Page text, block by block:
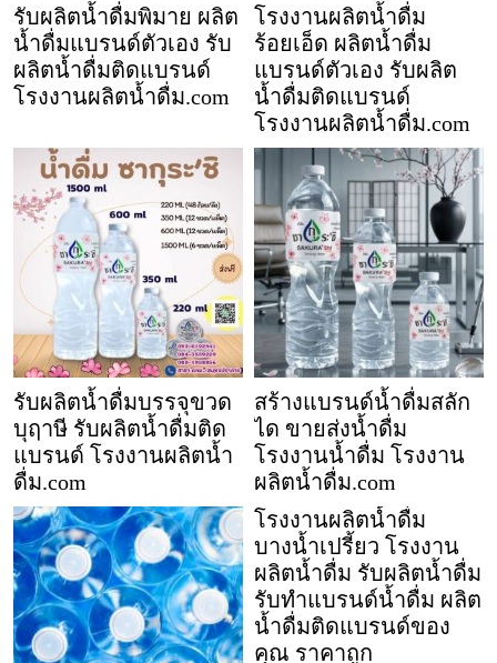
รับผลิตน้ำดื่มพิมาย ผลิต
น้ำดื่มแบรนด์ตัวเอง รับ
ผลิตน้ำดื่มติดแบรนด์
โรงงานผลิตน้ำดื่ม.com
โรงงานผลิตน้ำดื่ม
ร้อยเอ็ด ผลิตน้ำดื่ม
แบรนด์ตัวเอง รับผลิต
น้ำดื่มติดแบรนด์
โรงงานผลิตน้ำดื่ม.com
รับผลิตน้ำดื่มบรรจุขวด
บุฤาษี รับผลิตน้ำดื่มติด
แบรนด์ โรงงานผลิตน้ำ
ดื่ม.com
สร้างแบรนด์น้ำดื่มสลัก
ได ขายส่งน้ำดื่ม
โรงงานน้ำดื่ม โรงงาน
ผลิตน้ำดื่ม.com
โรงงานผลิตน้ำดื่ม
บางน้ำเปรี้ยว โรงงาน
ผลิตน้ำดื่ม รับผลิตน้ำดื่ม
รับทำแบรนด์น้ำดื่ม ผลิต
น้ำดื่มติดแบรนด์ของ
คุณ ราคาถูก